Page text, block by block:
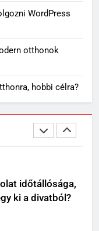
WordPress
otthonok
hobbi célra?
a történet újra és
időtállósága,
ki a divatból?